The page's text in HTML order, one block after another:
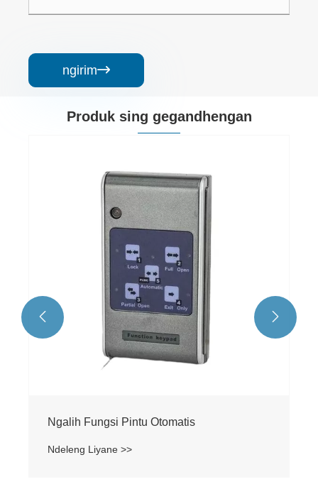
ngirim
Produk sing gegandhengan
Ngalih Fungsi Pintu Otomatis
Ndeleng Liyane >>
 